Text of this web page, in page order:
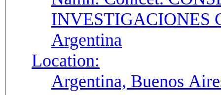
INVESTIGACIONES
Argentina
Location:
Argentina, Buenos